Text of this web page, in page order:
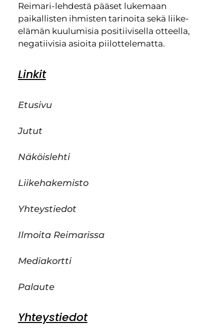
Reimari-lehdestä pääset lukemaan
paikallisten ihmisten tarinoita sekä liike-
elämän kuulumisia positiivisella otteella,
negatiivisia asioita piilottelematta.
Linkit
Etusivu
Jutut
Näköislehti
Liikehakemisto
Yhteystiedot
Ilmoita Reimarissa
Mediakortti
Palaute
Yhteystiedot